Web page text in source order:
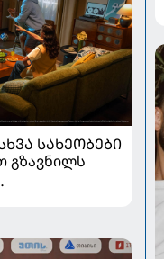
ᲡᲐᲮᲔᲝᲑᲔᲑᲘ
გზავნილს